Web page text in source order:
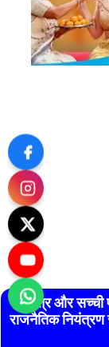
स्वतंत्र और सच्ची
राजनैतिक